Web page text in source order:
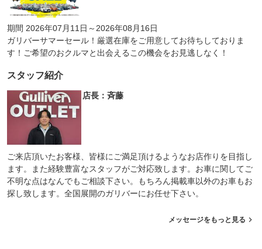
期間 2026年07月11日～2026年08月16日
ガリバーサマーセール！厳選在庫をご用意してお待ちしておりま
す！ご希望のおクルマと出会えるこの機会をお見逃しなく！
スタッフ紹介
店長：斉藤
ご来店頂いたお客様、皆様にご満足頂けるようなお店作りを目指し
ます。また経験豊富なスタッフがご対応致します。お車に関してご
不明な点はなんでもご相談下さい。もちろん掲載車以外のお車もお
探し致します。全国展開のガリバーにお任せ下さい。
メッセージをもっと見る